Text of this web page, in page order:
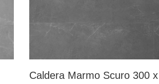
Caldera Marmo Scuro 300 x